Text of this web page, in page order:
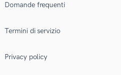
Domande frequenti
Termini di servizio
Privacy policy